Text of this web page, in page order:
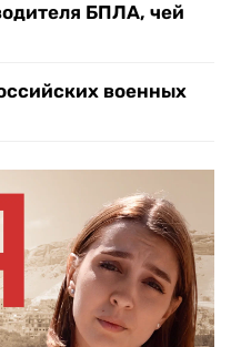
БПЛА, чей
военных